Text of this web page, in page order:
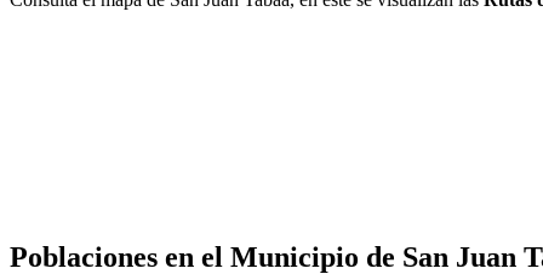
Poblaciones en el Municipio de San Juan